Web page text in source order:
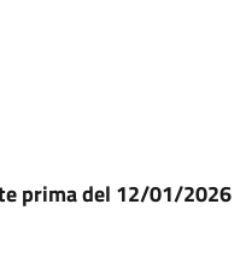
prima del 12/01/2026